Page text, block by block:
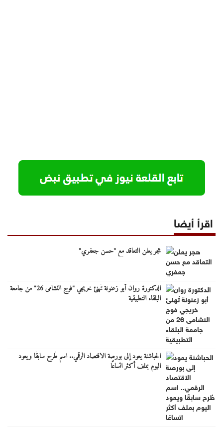
اقرأ أيضا
هجر يعلن التعاقد مع "حسن جعفري"
الدكتورة روان أبو زعنونة تُهنئ خريجي "فوج النشامى 26" من جامعة
البلقاء التطبيقية
الحباشنة يعود إلى بورصة الاقتصاد الرقمي.. اسم طُرح سابقًا ويعود
اليوم بملف أكثر اتساعًا